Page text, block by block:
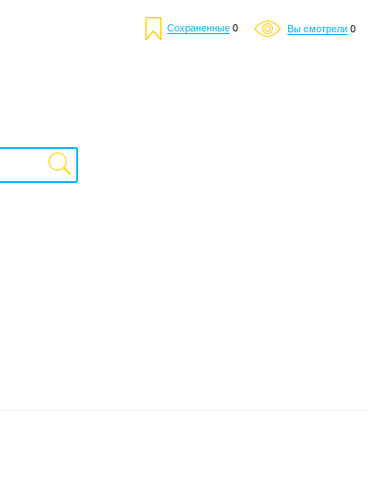
Сохраненные 0 Вы смотрели 0